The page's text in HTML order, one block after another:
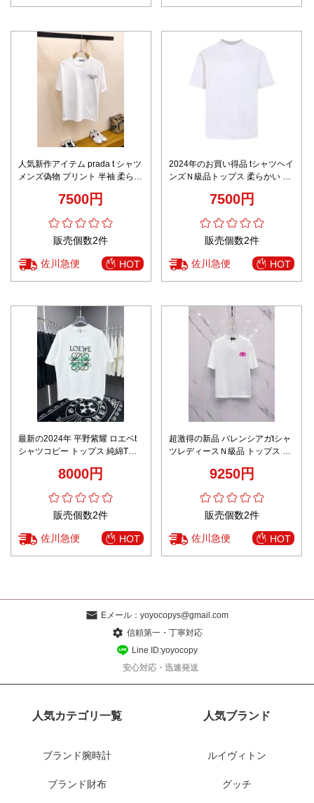
人気新作アイテム prada t シャツ
メンズ偽物 プリント 半袖 柔らか
7500円
販売個数2件
佐川急便 HOT
2024年のお買い得品 tシャツヘイ
ンズＮ級品トップス 柔らかい 純
7500円
販売個数2件
佐川急便 HOT
最新の2024年 平野紫耀 ロエベt
シャツコピー トップス 純綿Tシ
8000円
販売個数2件
佐川急便 HOT
超激得の新品 バレンシアガtシャ
ツレディースＮ級品 トップス 半
9250円
販売個数2件
佐川急便 HOT
Eメール： yoyocopys@gmail.com
信頼第一・丁寧対応
Line ID:yoyocopy
安心対応・迅速発送
人気カテゴリ一覧
ブランド腕時計
ブランド財布
人気ブランド
ルイヴィトン
グッチ